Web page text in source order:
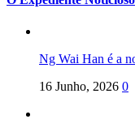
Ng Wai Han é a
16 Junho, 2026 0